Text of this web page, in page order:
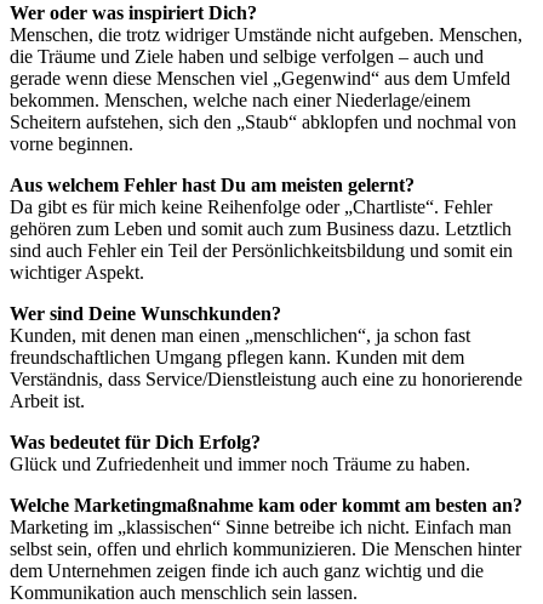
Wer oder was inspiriert Dich?
Menschen, die trotz widriger Umstände nicht aufgeben. Menschen,
die Träume und Ziele haben und selbige verfolgen – auch und
gerade wenn diese Menschen viel „Gegenwind“ aus dem Umfeld
bekommen. Menschen, welche nach einer Niederlage/einem
Scheitern aufstehen, sich den „Staub“ abklopfen und nochmal von
vorne beginnen.
Aus welchem Fehler hast Du am meisten gelernt?
Da gibt es für mich keine Reihenfolge oder „Chartliste“. Fehler
gehören zum Leben und somit auch zum Business dazu. Letztlich
sind auch Fehler ein Teil der Persönlichkeitsbildung und somit ein
wichtiger Aspekt.
Wer sind Deine Wunschkunden?
Kunden, mit denen man einen „menschlichen“, ja schon fast
freundschaftlichen Umgang pflegen kann. Kunden mit dem
Verständnis, dass Service/Dienstleistung auch eine zu honorierende
Arbeit ist.
Was bedeutet für Dich Erfolg?
Glück und Zufriedenheit und immer noch Träume zu haben.
Welche Marketingmaßnahme kam oder kommt am besten an?
Marketing im „klassischen“ Sinne betreibe ich nicht. Einfach man
selbst sein, offen und ehrlich kommunizieren. Die Menschen hinter
dem Unternehmen zeigen finde ich auch ganz wichtig und die
Kommunikation auch menschlich sein lassen.